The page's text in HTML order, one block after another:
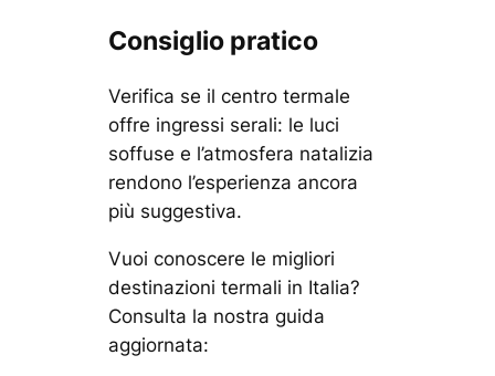
Consiglio pratico
Verifica se il centro termale
offre ingressi serali: le luci
soffuse e l’atmosfera natalizia
rendono l’esperienza ancora
più suggestiva.
Vuoi conoscere le migliori
destinazioni termali in Italia?
Consulta la nostra guida
aggiornata: